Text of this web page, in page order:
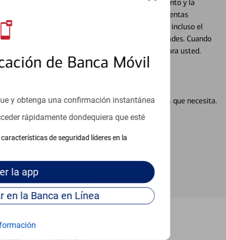
de Banca Móvil
y obtenga una confirmación instantánea
rápidamente dondequiera que esté
de seguridad líderes en la
la app
Continúe para entrar en la Banca en Línea
que se centran en proporcionar el asesoramiento y la
situación en su vida financiera. Desde sus cuentas
grandes compras, la planificación para su futuro, e incluso el
su futuro se mueve de acuerdo con sus necesidades. Cuando
con usted en un momento que sea adecuado para usted.
línea puede ayudar a proporcionar las respuestas que necesita.
línea